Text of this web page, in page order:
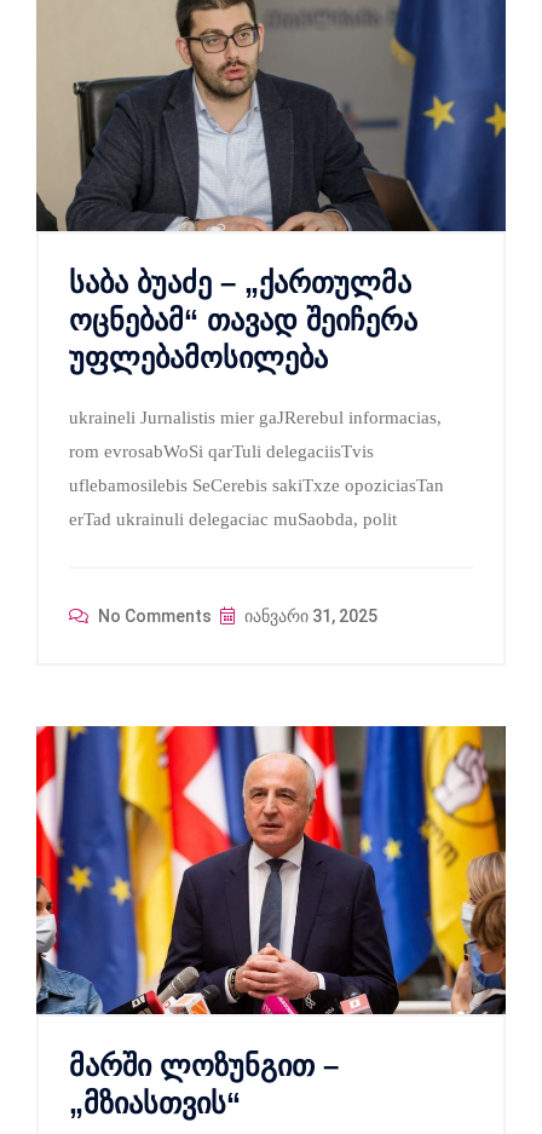
საბა ბუაძე – „ქართულმა
ოცნებამ“ თავად შეიჩერა
უფლებამოსილება
ukraineli Jurnalistis mier gaJRerebul informacias,
rom evrosabWoSi qarTuli delegaciisTvis
uflebamosilebis SeCerebis sakiTxze opoziciasTan
erTad ukrainuli delegaciac muSaobda, polit
No Comments იანვარი 31, 2025
მარში ლოზუნგით –
„მზიასთვის“